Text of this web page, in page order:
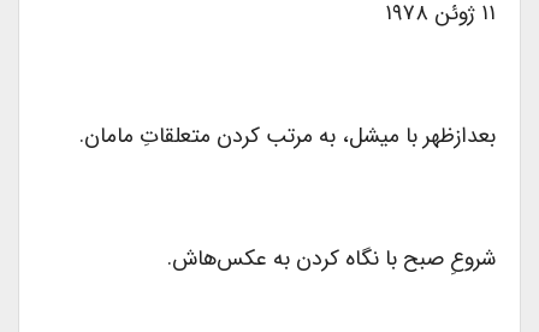
بعدازظهر با میشل، به مرتب کردن متعلقاتِ مامان.
شروعِ صبح با نگاه کردن به عکس‌هاش.